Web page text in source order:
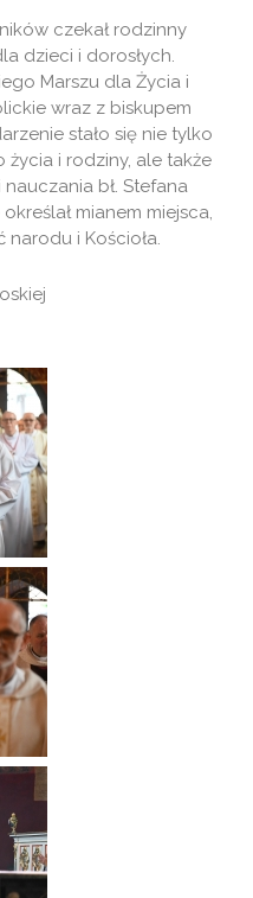
czekał rodzinny
dzieci i dorosłych.
Marszu dla Życia i
wraz z biskupem
stało się nie tylko
życia i rodziny, ale także
bł. Stefana
mianem miejsca,
narodu i Kościoła.